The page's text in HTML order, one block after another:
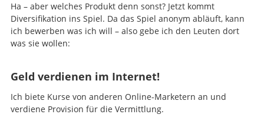
Ha – aber welches Produkt denn sonst? Jetzt kommt
Diversifikation ins Spiel. Da das Spiel anonym abläuft, kann
ich bewerben was ich will – also gebe ich den Leuten dort
was sie wollen:
Geld verdienen im Internet!
Ich biete Kurse von anderen Online-Marketern an und
verdiene Provision für die Vermittlung.